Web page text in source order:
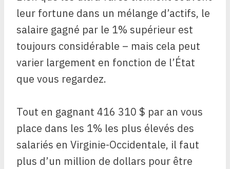
leur fortune dans un mélange d’actifs, le
salaire gagné par le 1% supérieur est
toujours considérable – mais cela peut
varier largement en fonction de l’État
que vous regardez.
Tout en gagnant 416 310 $ par an vous
place dans les 1% les plus élevés des
salariés en Virginie-Occidentale, il faut
plus d’un million de dollars pour être